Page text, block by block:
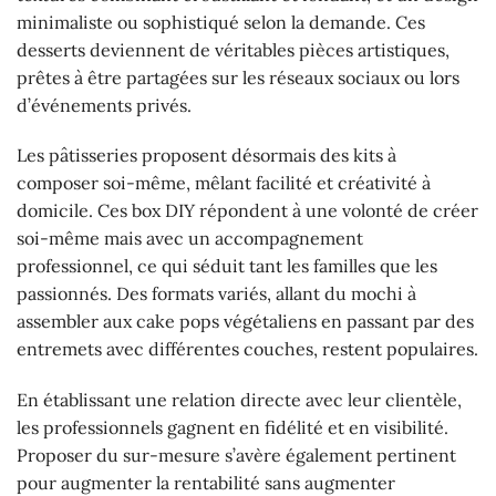
minimaliste ou sophistiqué selon la demande. Ces
desserts deviennent de véritables pièces artistiques,
prêtes à être partagées sur les réseaux sociaux ou lors
d’événements privés.
Les pâtisseries proposent désormais des kits à
composer soi-même, mêlant facilité et créativité à
domicile. Ces box DIY répondent à une volonté de créer
soi-même mais avec un accompagnement
professionnel, ce qui séduit tant les familles que les
passionnés. Des formats variés, allant du mochi à
assembler aux cake pops végétaliens en passant par des
entremets avec différentes couches, restent populaires.
En établissant une relation directe avec leur clientèle,
les professionnels gagnent en fidélité et en visibilité.
Proposer du sur-mesure s’avère également pertinent
pour augmenter la rentabilité sans augmenter